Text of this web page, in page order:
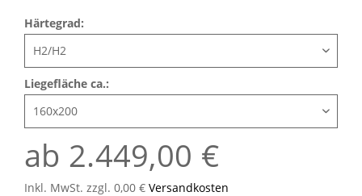
ab 2.449,00 €
Inkl. MwSt. zzgl. 0,00 € Versandkosten
Härtegrad:
Liegefläche ca.: